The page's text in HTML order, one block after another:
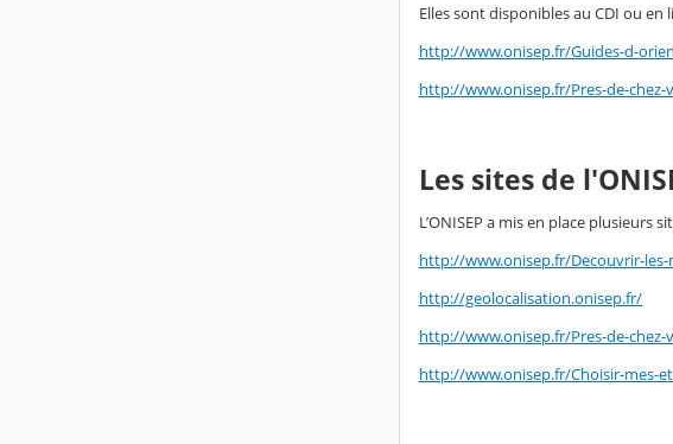
Elles sont disponibles au CDI ou en
http://www.onisep.fr/Guides-d-
http://www.onisep.fr/Pres-de-
Les sites de
L’ONISEP a mis en place plusieurs
http://www.onisep.fr/Decouvrir-les-
http://geolocalisation.onisep.fr/
http://www.onisep.fr/Pres-de-
http://www.onisep.fr/Choisir-mes-